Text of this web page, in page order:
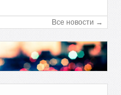
Все новости →